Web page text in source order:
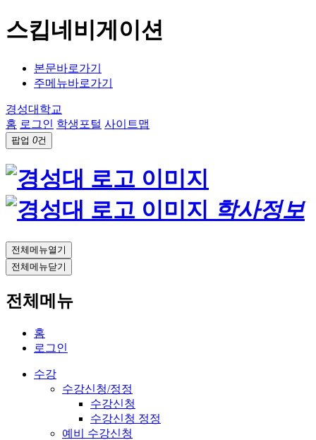
스킵네비게이션
본문바로가기
주메뉴바로가기
경성대학교
홈 로그인 학생포털 사이트맵
팝업 0건
학사정보
전체메뉴열기
전체메뉴닫기
전체메뉴
홈
로그인
수강
수강신청/정정
수강신청
수강신청 정정
예비 수강신청